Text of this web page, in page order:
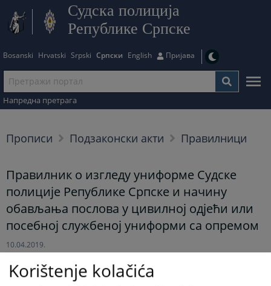
Судска полиција
Републике Српске
Bosanski Hrvatski Srpski Српски English Пријава
Напредна претрага
Прописи Подзаконски акти Правилници
Правилник о изгледу униформе Судске
полиције Републике Српске и начину
обављања послова у цивилној одјећи или
посебној службеној униформи са опремом
10.04.2019.
Korištenje kolačića